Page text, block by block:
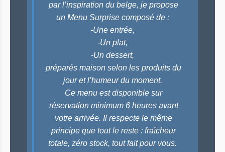
par l’inspiration du belge, je propose
un Menu Surprise composé de :
-Une entrée,
-Un plat,
-Un dessert,
préparés maison selon les produits du
jour et l’humeur du moment.
Ce menu est disponible sur
réservation minimum 6 heures avant
votre arrivée. Il respecte le même
principe que tout le reste : fraîcheur
totale, zéro stock, tout fait pour vous.